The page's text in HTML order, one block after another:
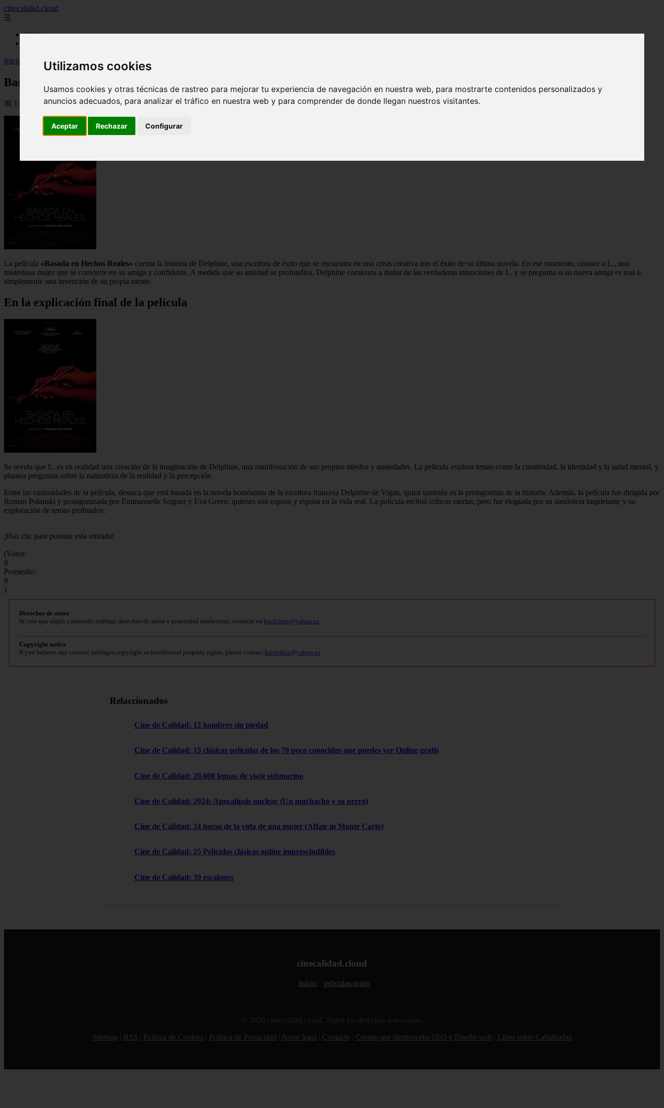
Utilizamos cookies
Usamos cookies y otras técnicas de rastreo para mejorar tu experiencia de navegación en nuestra web, para mostrarte contenidos personalizados y
anuncios adecuados, para analizar el tráfico en nuestra web y para comprender de donde llegan nuestros visitantes.
Aceptar Rechazar Configurar
cinecalidad.cloud
☰
Inicio
Inicio finalexplicadolat Basada en Hechos Reales Explicación ᐉ Final Explicado
Basada en Hechos Reales Explicación ᐉ Final Explicado
📅 13/02/2026
La película «Basada en Hechos Reales» cuenta la historia de Delphine, una escritora de éxito que se encuentra en una crisis creativa tras el éxito de su última novela. En ese momento, conoce a L., una
misteriosa mujer que se convierte en su amiga y confidente. A medida que su amistad se profundiza, Delphine comienza a dudar de las verdaderas intenciones de L. y se pregunta si su nueva amiga es real o
simplemente una invención de su propia mente.
En la explicación final de la película
Se revela que L. es en realidad una creación de la imaginación de Delphine, una manifestación de sus propios miedos y ansiedades. La película explora temas como la creatividad, la identidad y la salud mental, y
plantea preguntas sobre la naturaleza de la realidad y la percepción.
Entre las curiosidades de la película, destaca que está basada en la novela homónima de la escritora francesa Delphine de Vigan, quien también es la protagonista de la historia. Además, la película fue dirigida por
Roman Polanski y protagonizada por Emmanuelle Seigner y Eva Green, quienes son esposo y esposa en la vida real. La película recibió críticas mixtas, pero fue elogiada por su atmósfera inquietante y su
exploración de temas profundos.
¡Haz clic para puntuar esta entrada!
(Votos:
0
Promedio:
0
)
Derechos de autor
Si cree que algún contenido infringe derechos de autor o propiedad intelectual, contacte en bitelchux@yahoo.es
Copyright notice
If you believe any content infringes copyright or intellectual property rights, please contact bitelchux@yahoo.es
Relaccionados
Cine de Calidad: 12 hombres sin piedad
Cine de Calidad: 15 clásicas películas de los 70 poco conocidas que puedes ver Online gratis
Cine de Calidad: 20.000 leguas de viaje submarino
Cine de Calidad: 2024: Apocalipsis nuclear (Un muchacho y su perro)
Cine de Calidad: 24 horas de la vida de una mujer (Affair in Monte Carlo)
Cine de Calidad: 25 Películas clásicas online imprescindibles
Cine de Calidad: 39 escalones
cinecalidad.cloud
Inicio peliculas-gratis
© 2026 cinecalidad.cloud. Todos los derechos reservados.
Sitemap
RSS Política de Cookies Política de Privacidad Aviso legal Contacto Creado por 0lemiswebs SEO y Diseño web Libro sobre Cabañuelas